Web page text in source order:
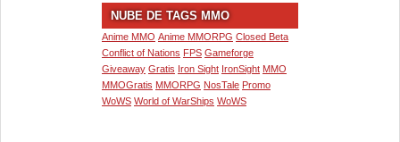
NUBE DE TAGS MMO
Anime MMO Anime MMORPG Closed Beta
Conflict of Nations FPS Gameforge
Giveaway Gratis Iron Sight IronSight MMO
MMOGratis MMORPG NosTale Promo
WoWS World of WarShips WoWS